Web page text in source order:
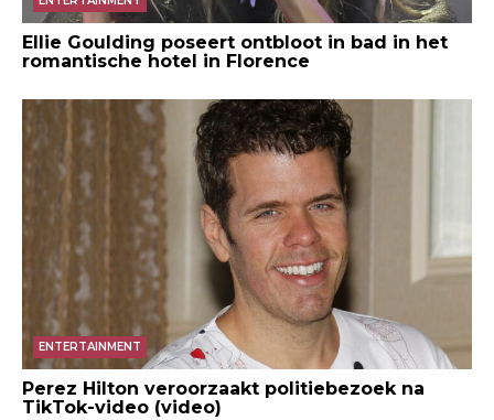
Ellie Goulding poseert ontbloot in bad in het
romantische hotel in Florence
ENTERTAINMENT
Perez Hilton veroorzaakt politiebezoek na
TikTok-video (video)